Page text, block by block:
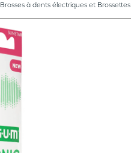
Brosses à dents électriques et Brossettes